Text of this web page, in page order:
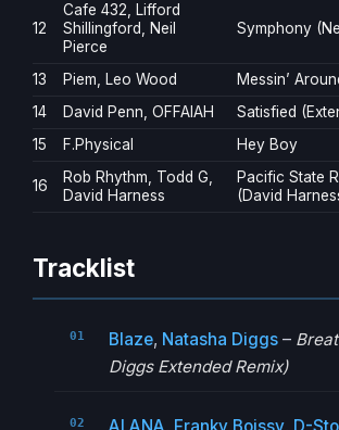
12
Cafe 432, Lifford
Shillingford, Neil
Pierce
Symphony
13 Piem, Leo Wood
Messin’
14
David Penn, OFFAIAH
Satisfied
15
F.Physical Hey Boy
16
Rob Rhythm, Todd G,
David Harness
Pacific State
(David
Tracklist
Blaze, Natasha Diggs–
Diggs Extended Remix)